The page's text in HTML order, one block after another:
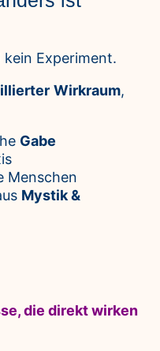
kein Experiment.
Wirkraum,
Gabe
Menschen
Mystik &
die direkt wirken